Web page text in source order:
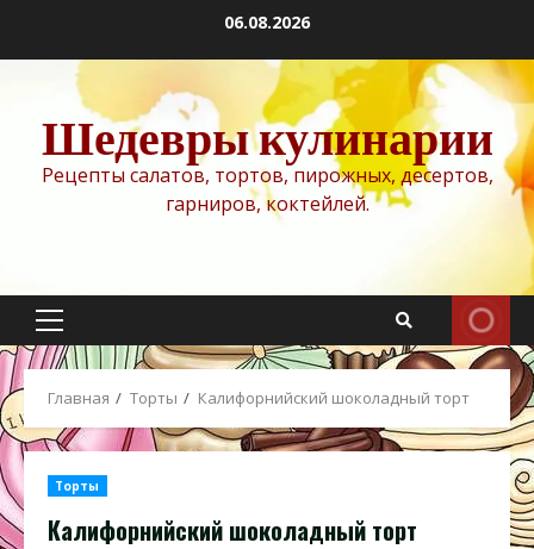
содержимому
06.08.2026
Шедевры кулинарии
Рецепты салатов, тортов, пирожных, десертов,
гарниров, коктейлей.
Основное
меню
Главная Торты Калифорнийский шоколадный торт
Торты
Калифорнийский шоколадный торт